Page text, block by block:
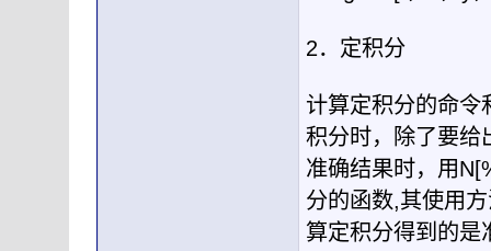
2．定积分
计算定积分的命令
积分时，除了要给
准确结果时，用
分的函数,其使用
算定积分得到的是